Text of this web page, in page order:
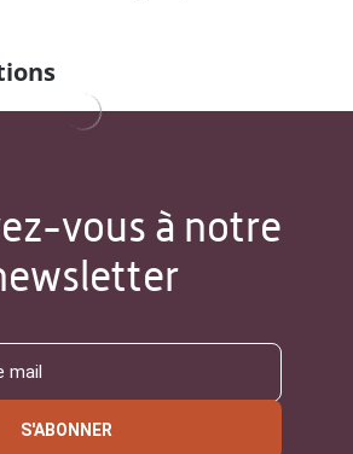
vous à notre
S'ABONNER